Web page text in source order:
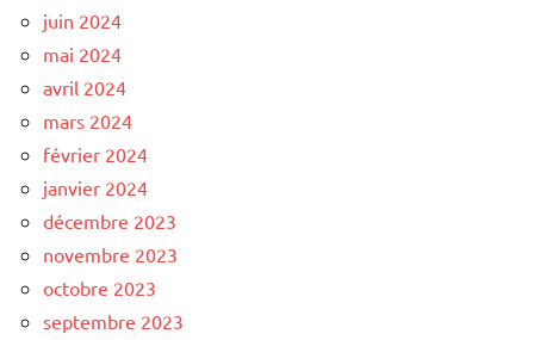
juin 2024
mai 2024
avril 2024
mars 2024
février 2024
janvier 2024
décembre 2023
novembre 2023
octobre 2023
septembre 2023